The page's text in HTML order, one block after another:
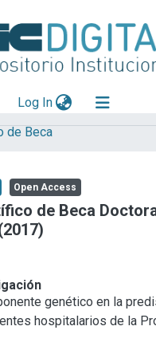
Log In(current)
de Beca
Open Access
de Beca
genético en la
hospitalarios de la